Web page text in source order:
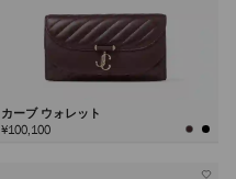
カーブ ウォレット
¥100,100